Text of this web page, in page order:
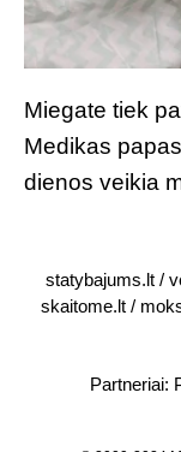
Miegate tiek
Medikas
dienos veikia
statybajums.lt/
skaitome.lt/
Partneriai: